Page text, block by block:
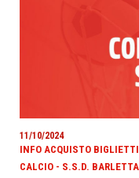
11/10/2024
INFO ACQUISTO
CALCIO - S.S.D.